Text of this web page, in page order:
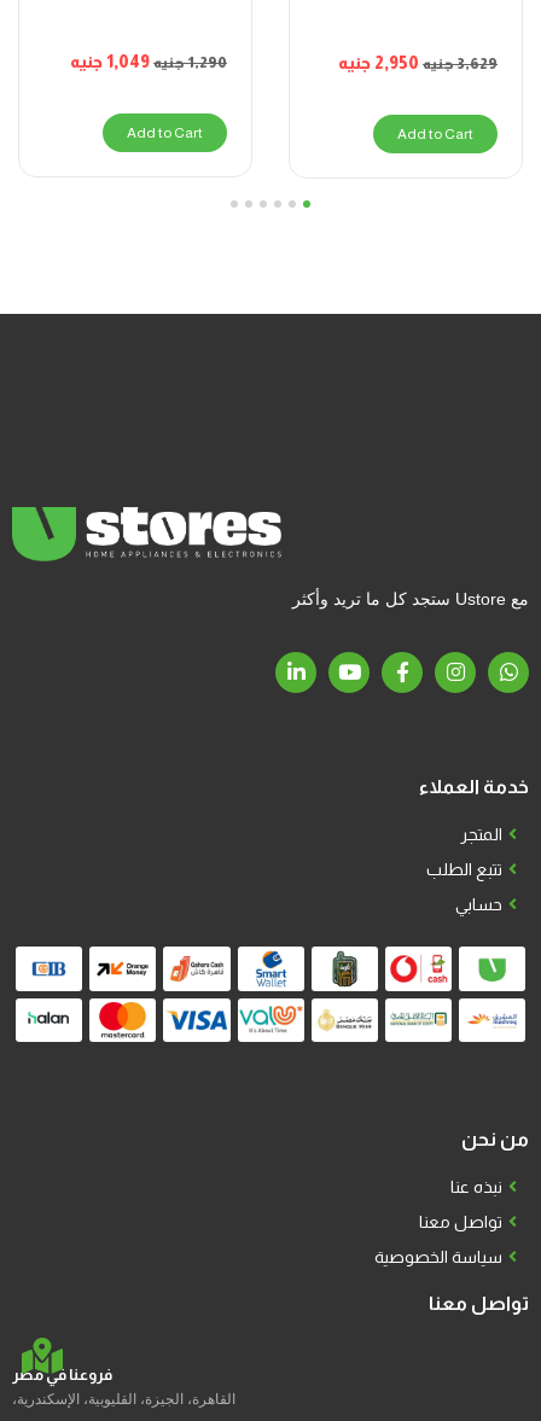
3,629جنيه 2,950 جنيه
Add to Cart
1,290جنيه 1,049جنيه
Add to Cart
1
2
مع Ustore ستجد كل ما تريد وأكثر
خدمة العملاء
المتجر
تتبع الطلب
حسابي
من نحن
نبذه عنا
تواصل معنا
سياسة الخصوصية
تواصل معنا
فروعنا في مصر
القاهرة، الجيزة، القليوبية، الإسكندرية،